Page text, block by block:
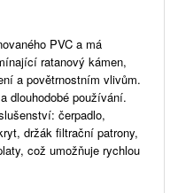
PVC a má
ratanový kámen,
a povětrnostním vlivům.
dlouhodobé používání.
čerpadlo,
držák filtrační patrony,
což umožňuje rychlou